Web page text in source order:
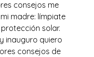
consejos me
madre: límpiate
solar.
inauguro quiero
consejos de